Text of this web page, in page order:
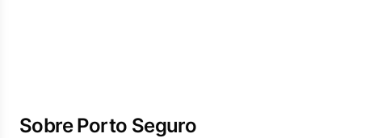
Sobre Porto Seguro